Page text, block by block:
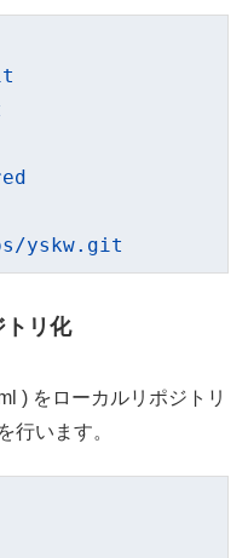
yskw.git
トリ化
) をローカルリポジトリ
行います。